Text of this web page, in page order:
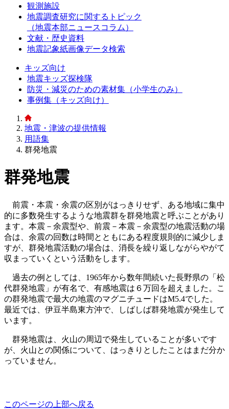
観測施設
地震調査研究に関するトピック
（地震本部ニュースコラム）
文献・歴史資料
地震記象紙画像データ検索
キッズ向け
地震キッズ探検隊
防災・減災のための素材集（小学生のみ）
事例集（キッズ向け）
地震・津波の提供情報
用語集
群発地震
群発地震
前震・本震・余震の区別がはっきりせず、ある地域に集中
的に多数発生するような地震群を群発地震と呼ぶことがあり
ます。本震－余震型や、前震－本震－余震型の地震活動の場
合は、余震の回数は時間とともにある程度規則的に減少しま
すが、群発地震活動の場合は、消長を繰り返しながらやがて
収まっていくという活動をします。
過去の例としては、1965年から数年間続いた長野県の「松
代群発地震」が有名で、有感地震は６万回を超えました。こ
の群発地震で最大の地震のマグニチュードはM5.4でした。
最近では、伊豆半島東方沖で、しばしば群発地震が発生して
います。
群発地震は、火山の周辺で発生していることが多いです
が、火山との関係について、はっきりとしたことはまだ分か
っていません。
このページの上部へ戻る